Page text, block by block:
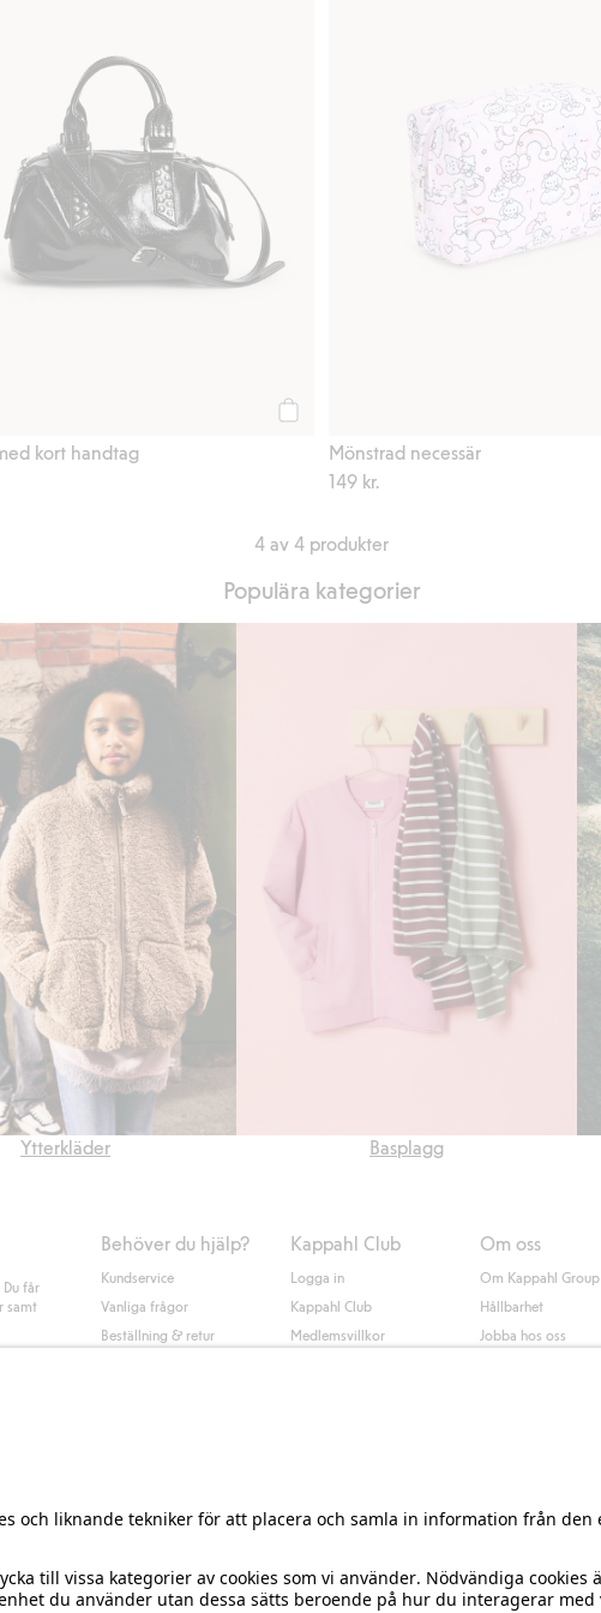
kort handtag
Mönstrad necessär
149 kr.
4 av 4 produkter
Populära kategorier
Ytterkläder Basplagg
får
samt
Behöver du hjälp?
Kundservice
Vanliga frågor
Beställning & retur
Kappahl Club
Logga in
Kappahl Club
Medlemsvillkor
Om oss
Om Kappahl Group
Hållbarhet
Jobba hos oss